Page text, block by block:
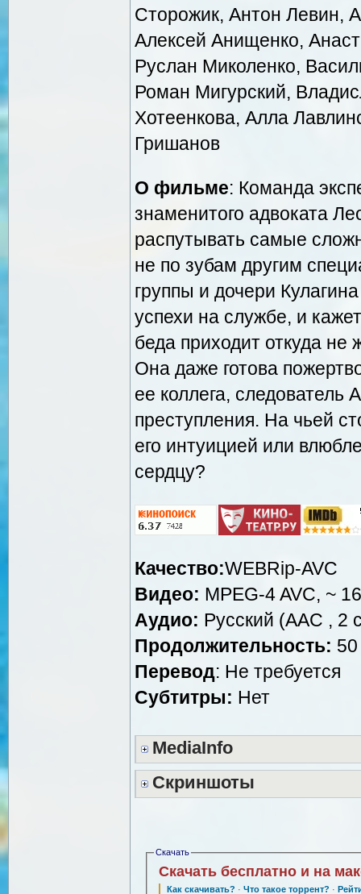
Сторожик, Антон Левин,
Алексей Анищенко,
Руслан Миколенко,
Роман Мигурский,
Хотеенкова, Алла
Гришанов
О фильме: Команда
знаменитого адвоката
распутывать самые
не по зубам другим
группы и дочери
успехи на службе, и
беда приходит откуда не
Она даже готова
ее коллега, следователь
преступления. На чьей
его интуицией или
сердцу?
Качество:WEBRip-AVC
Видео: MPEG-4 AVC, ~
Аудио: Русский (AAC , 2
Продолжительность:
Перевод: Не требуется
Субтитры: Нет
MediaInfo
Скриншоты
Скачать
Скачать бесплатно и на
Как скачивать? · Что такое торрент? ·